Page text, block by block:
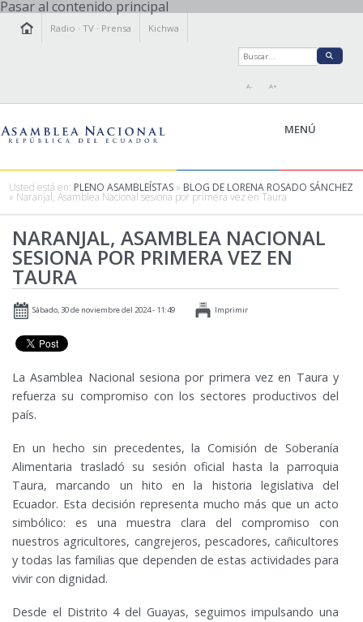
Pasar al contenido principal
Radio ·TV · Prensa Kichwa
A- A+
MENÚ
LEGISLAMOS
FISCALIZAMOS
TRANSPARENCIA
PRENSA
PARTICIPACIÓN
RELACIONES INTERNACIONALES
Usted está en: PLENO ASAMBLEÍSTAS » BLOG DE LORENA ROSADO SÁNCHEZ
» Naranjal, Asamblea Nacional sesiona por primera vez en Taura
NARANJAL, ASAMBLEA NACIONAL
SESIONA POR PRIMERA VEZ EN
TAURA
Sábado, 30 de noviembre del 2024 - 11:49 Imprimir
La Asamblea Nacional sesiona por primera vez en Taura y
refuerza su compromiso con los sectores productivos del
país.
En un hecho sin precedentes, la Comisión de Soberanía
Alimentaria trasladó su sesión oficial hasta la parroquia
Taura, marcando un hito en la historia legislativa del
Ecuador. Esta decisión representa mucho más que un acto
simbólico: es una muestra clara del compromiso con
nuestros agricultores, cangrejeros, pescadores, cañicultores
y todas las familias que dependen de estas actividades para
vivir con dignidad.
Desde el Distrito 4 del Guayas, seguimos impulsando una